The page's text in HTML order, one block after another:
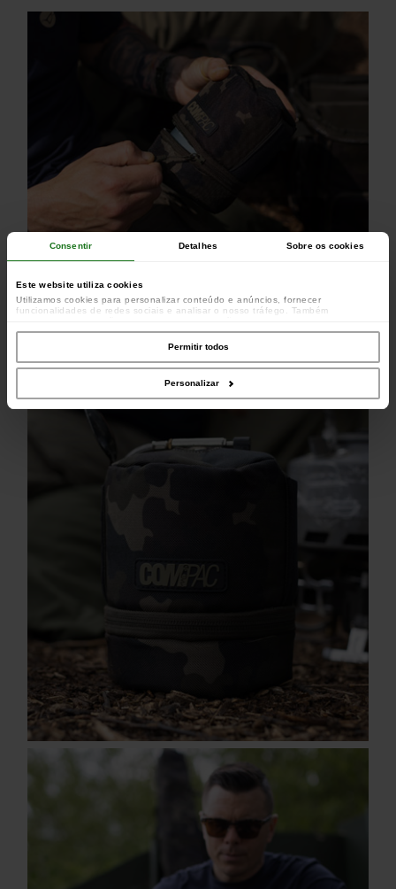
Consentir Detalhes Sobre os cookies
Este website utiliza cookies
Utilizamos cookies para personalizar conteúdo e anúncios, fornecer
funcionalidades de redes sociais e analisar o nosso tráfego. Também
parceiros de redes sociais, de publicidade e de análise, que as podem combinar
com outras informações que lhes forneceu ou recolhidas por estes a partir da
sua utilização dos respetivos serviços.
Permitir todos
Personalizar
Tecido durável e resistente à água
Bolsos para colher e isqueiro